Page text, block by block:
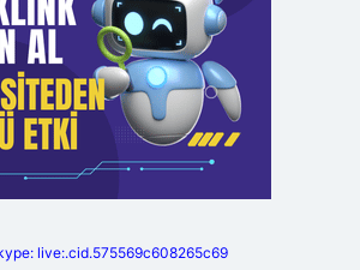
live:.cid.575569c608265c69